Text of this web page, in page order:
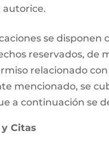
autorice.
se disponen
reservados, de
relacionado con
mencionado, se
a continuación se
Citas